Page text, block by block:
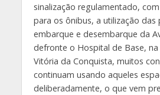
sinalização regulamentado,
para os ônibus, a utilização das
embarque e desembarque da
defronte o Hospital de Base, na
Vitória da Conquista, muitos
continuam usando aqueles
deliberadamente, o que vem